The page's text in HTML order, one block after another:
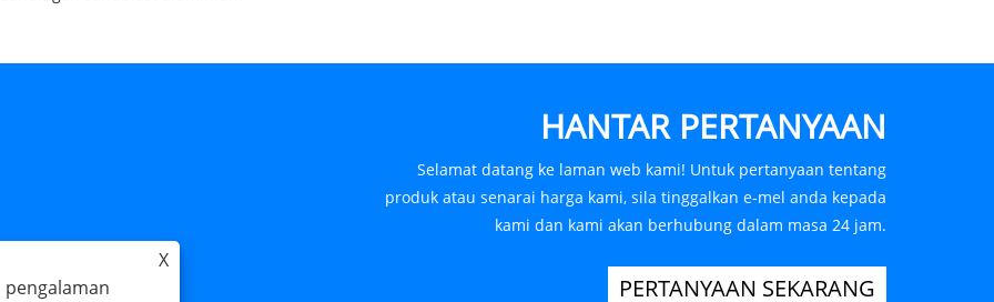
HANTAR PERTANYAAN
Selamat datang ke laman web kami! Untuk pertanyaan tentang
produk atau senarai harga kami, sila tinggalkan e-mel anda kepada
kami dan kami akan berhubung dalam masa 24 jam.
PERTANYAAN SEKARANG
X